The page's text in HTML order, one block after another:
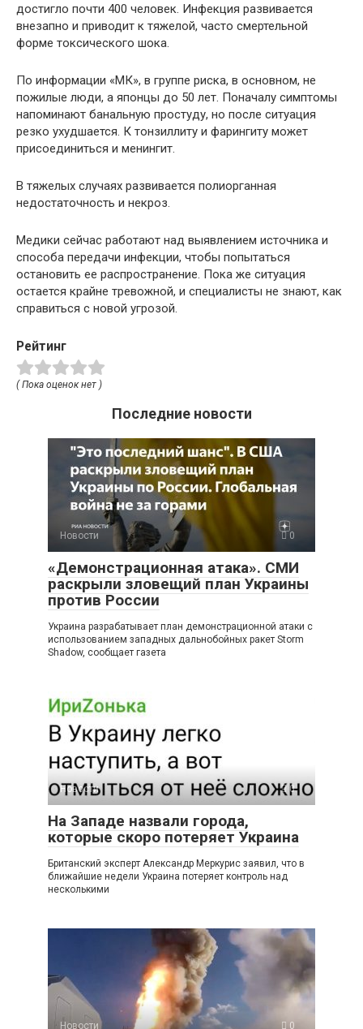
достигло почти 400 человек. Инфекция развивается
внезапно и приводит к тяжелой, часто смертельной
форме токсического шока.
По информации «МК», в группе риска, в основном, не
пожилые люди, а японцы до 50 лет. Поначалу симптомы
напоминают банальную простуду, но после ситуация
резко ухудшается. К тонзиллиту и фарингиту может
присоединиться и менингит.
В тяжелых случаях развивается полиорганная
недостаточность и некроз.
Медики сейчас работают над выявлением источника и
способа передачи инфекции, чтобы попытаться
остановить ее распространение. Пока же ситуация
остается крайне тревожной, и специалисты не знают, как
справиться с новой угрозой.
Рейтинг
( Пока оценок нет )
Последние новости
Новости 0
«Демонстрационная атака». СМИ
раскрыли зловещий план Украины
против России
Украина разрабатывает план демонстрационной атаки с
использованием западных дальнобойных ракет Storm
Shadow, сообщает газета
Новости 0
На Западе назвали города,
которые скоро потеряет Украина
Британский эксперт Александр Меркурис заявил, что в
ближайшие недели Украина потеряет контроль над
несколькими
Новости 0